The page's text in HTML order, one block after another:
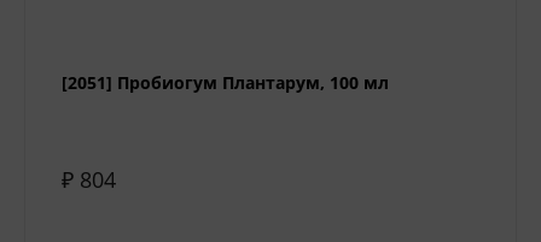
[2051] Пробиогум Плантарум, 100 мл
₽ 804